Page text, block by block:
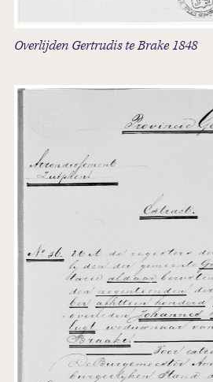
Overlijden Gertrudis te Brake 1848